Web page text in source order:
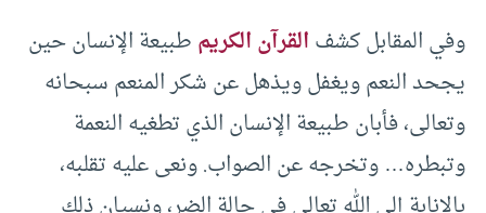
وفي المقابل كشفالقرآن الكريمطبيعة الإنسان حين
يجحد النعم ويغفل ويذهل عن شكر المنعم سبحانه
وتعالى، فأبان طبيعة الإنسان الذي تطغيه النعمة
وتبطره… وتخرجه عن الصواب. ونعى عليه تقلبه،